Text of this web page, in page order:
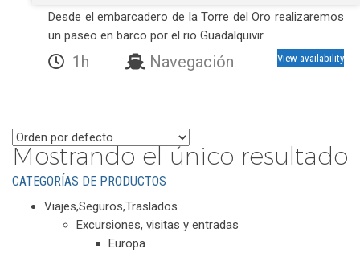
Desde el embarcadero de la Torre del Oro realizaremos
un paseo en barco por el rio Guadalquivir.
1h Navegación View availability
Mostrando el único resultado
CATEGORÍAS DE PRODUCTOS
Viajes,Seguros,Traslados
Excursiones, visitas y entradas
Europa